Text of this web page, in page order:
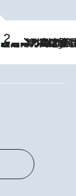
2 Hours Ago
「湘南乃風に憧れて」観客大盛上がりの“タオル回し”に、ラッパー顔負けの高速歌唱まで…さだまさし（74）のアグレッシブすぎる現在地